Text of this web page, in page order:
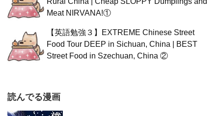
Meat NIRVANA!①
【英語勉強３】EXTREME Chinese Street
Food Tour DEEP in Sichuan, China | BEST
Street Food in Szechuan, China ②
読んでる漫画